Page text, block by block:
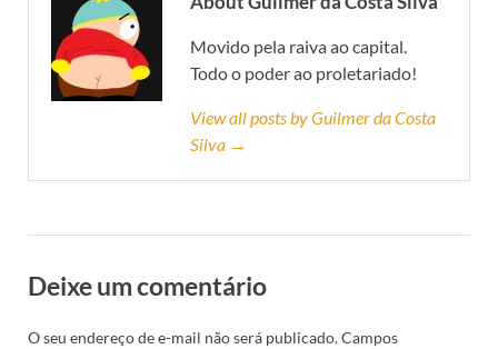
Movido pela raiva ao capital.
Todo o poder ao proletariado!
View all posts by Guilmer da Costa
Silva →
Deixe um comentário
O seu endereço de e-mail não será publicado.Campos